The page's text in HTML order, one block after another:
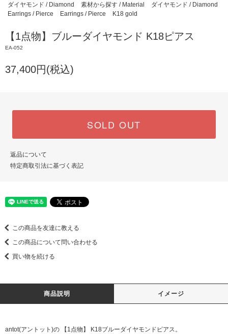
ダイヤモンド / Diamond
素材から探す / Material
ダイヤモンド / Diamond
Earrings / Pierce
Earrings / Pierce K18 gold
【1点物】ブルーダイヤモンド K18ピアス
EA-052
37,400円(税込)
SOLD OUT
返品について
特定商取引法に基づく表記
この商品を友達に教える
この商品について問い合わせる
買い物を続ける
商品説明 イメージ
antot(アントット)の 【1点物】 K18ブルーダイヤモンドピアス。